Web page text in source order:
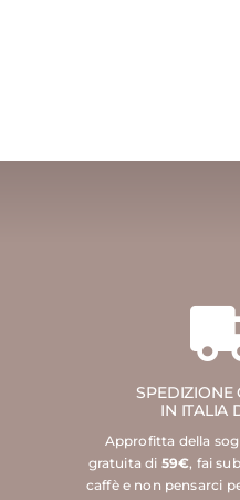
SPEDIZIONE
IN ITALIA
Approfitta della
gratuita di 59€, fai
caffè e non pensarci